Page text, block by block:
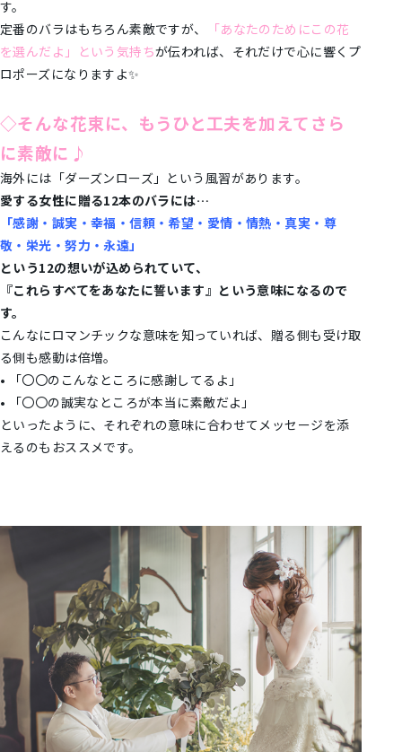
す。
定番のバラはもちろん素敵ですが、
「あなたのためにこの花
を選んだよ」という気持ちが伝われば、それだけで心に響くプ
ロポーズになりますよ✨
◇そんな花束に、もうひと工夫を加えてさら
に素敵に♪
海外には「ダーズンローズ」という風習があります。
愛する女性に贈る12本のバラには…
「感謝・誠実・幸福・信頼・希望・愛情・情熱・真実・尊
敬・栄光・努力・永遠」
という12の想いが込められていて、
『これらすべてをあなたに誓います』という意味になるので
す。
こんなにロマンチックな意味を知っていれば、贈る側も受け取
る側も感動は倍増。
• 「〇〇のこんなところに感謝してるよ」
• 「〇〇の誠実なところが本当に素敵だよ」
といったように、それぞれの意味に合わせてメッセージを添
えるのもおススメです。